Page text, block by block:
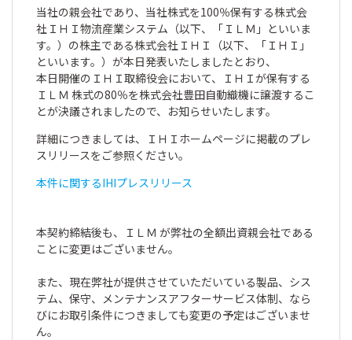
当社の親会社であり、当社株式を100％保有する株式会
社ＩＨＩ物流産業システム（以下、「ＩＬＭ」といいま
す。）の株主である株式会社ＩＨＩ（以下、「ＩＨＩ」
といいます。）が本日発表いたしましたとおり、
本日開催のＩＨＩ取締役会において、ＩＨＩが保有する
ＩＬＭ 株式の80％を株式会社豊田自動織機に譲渡するこ
とが決議されましたので、お知らせいたします。
詳細につきましては、ＩＨＩホームページに掲載のプレ
スリリースをご参照ください。
本件に関するIHIプレスリリース
本契約締結後も、ＩＬＭ が弊社の全額出資親会社である
ことに変更はございません。
また、現在弊社が提供させていただいている製品、シス
テム、保守、メンテナンスアフターサービス体制、なら
びにお取引条件につきましても変更の予定はございませ
ん。